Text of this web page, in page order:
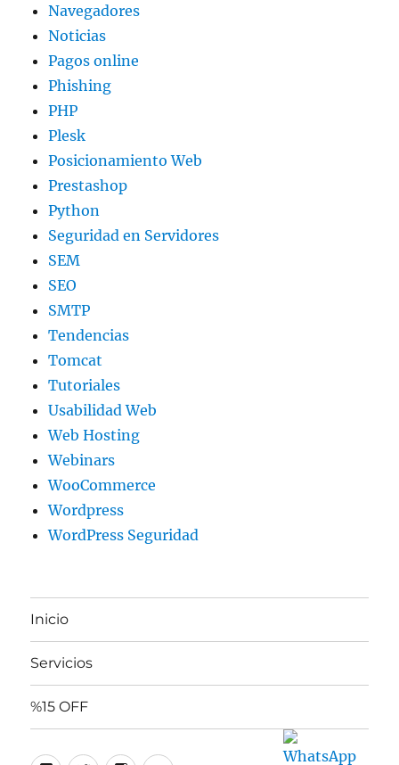
Navegadores
Noticias
Pagos online
Phishing
PHP
Plesk
Posicionamiento Web
Prestashop
Python
Seguridad en Servidores
SEM
SEO
SMTP
Tendencias
Tomcat
Tutoriales
Usabilidad Web
Web Hosting
Webinars
WooCommerce
Wordpress
WordPress Seguridad
Inicio
Servicios
%15 OFF